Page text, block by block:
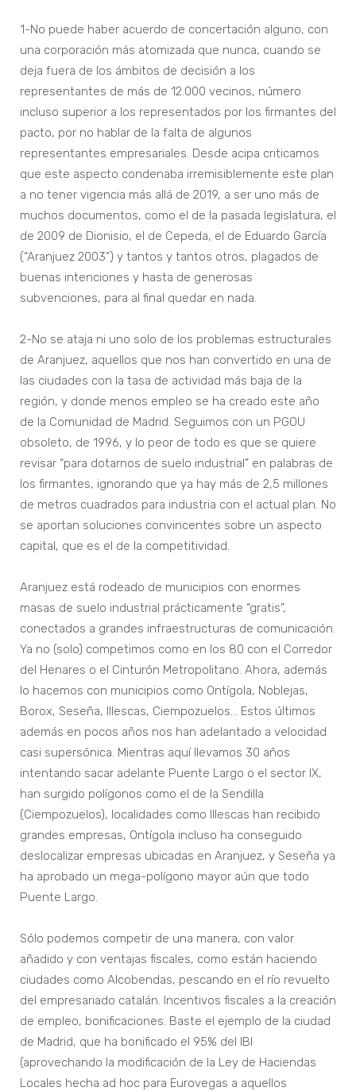
1-No puede haber acuerdo de concertación alguno, con
una corporación más atomizada que nunca, cuando se
deja fuera de los ámbitos de decisión a los
representantes de más de 12.000 vecinos, número
incluso superior a los representados por los firmantes del
pacto, por no hablar de la falta de algunos
representantes empresariales. Desde acipa criticamos
que este aspecto condenaba irremisiblemente este plan
a no tener vigencia más allá de 2019, a ser uno más de
muchos documentos, como el de la pasada legislatura, el
de 2009 de Dionisio, el de Cepeda, el de Eduardo García
(“Aranjuez 2003”) y tantos y tantos otros, plagados de
buenas intenciones y hasta de generosas
subvenciones, para al final quedar en nada.
2-No se ataja ni uno solo de los problemas estructurales
de Aranjuez, aquellos que nos han convertido en una de
las ciudades con la tasa de actividad más baja de la
región, y donde menos empleo se ha creado este año
de la Comunidad de Madrid. Seguimos con un PGOU
obsoleto, de 1996, y lo peor de todo es que se quiere
revisar “para dotarnos de suelo industrial” en palabras de
los firmantes, ignorando que ya hay más de 2,5 millones
de metros cuadrados para industria con el actual plan. No
se aportan soluciones convincentes sobre un aspecto
capital, que es el de la competitividad.
Aranjuez está rodeado de municipios con enormes
masas de suelo industrial prácticamente “gratis”,
conectados a grandes infraestructuras de comunicación.
Ya no (solo) competimos como en los 80 con el Corredor
del Henares o el Cinturón Metropolitano. Ahora, además
lo hacemos con municipios como Ontígola, Noblejas,
Borox, Seseña, Illescas, Ciempozuelos… Estos últimos
además en pocos años nos han adelantado a velocidad
casi supersónica. Mientras aquí llevamos 30 años
intentando sacar adelante Puente Largo o el sector IX,
han surgido polígonos como el de la Sendilla
(Ciempozuelos), localidades como Illescas han recibido
grandes empresas, Ontígola incluso ha conseguido
deslocalizar empresas ubicadas en Aranjuez, y Seseña ya
ha aprobado un mega-polígono mayor aún que todo
Puente Largo.
Sólo podemos competir de una manera, con valor
añadido y con ventajas fiscales, como están haciendo
ciudades como Alcobendas, pescando en el río revuelto
del empresariado catalán. Incentivos fiscales a la creación
de empleo, bonificaciones. Baste el ejemplo de la ciudad
de Madrid, que ha bonificado el 95% del IBI
(aprovechando la modificación de la Ley de Haciendas
Locales hecha ad hoc para Eurovegas a aquellos